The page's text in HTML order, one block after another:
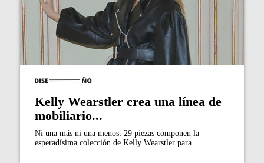
Kelly Wearstler crea una línea de
mobiliario...
Ni una más ni una menos: 29 piezas componen la
esperadísima colección de Kelly Wearstler para...